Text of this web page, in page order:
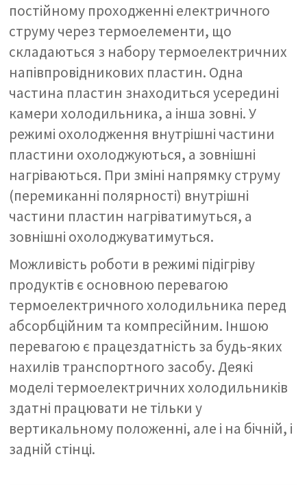
постійному проходженні електричного
струму через термоелементи, що
складаються з набору термоелектричних
напівпровідникових пластин. Одна
частина пластин знаходиться усередині
камери холодильника, а інша зовні. У
режимі охолодження внутрішні частини
пластини охолоджуються, а зовнішні
нагріваються. При зміні напрямку струму
(перемиканні полярності) внутрішні
частини пластин нагріватимуться, а
зовнішні охолоджуватимуться.
Можливість роботи в режимі підігріву
продуктів є основною перевагою
термоелектричного холодильника перед
абсорбційним та компресійним. Іншою
перевагою є працездатність за будь-яких
нахилів транспортного засобу. Деякі
моделі термоелектричних холодильників
здатні працювати не тільки у
вертикальному положенні, але і на бічній, і
задній стінці.